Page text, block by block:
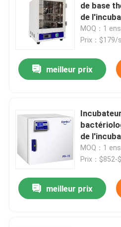
de base
de
MOQ：1
Prix：$179/
meilleur prix
de
précision
MOQ：1
Prix：
meilleur prix